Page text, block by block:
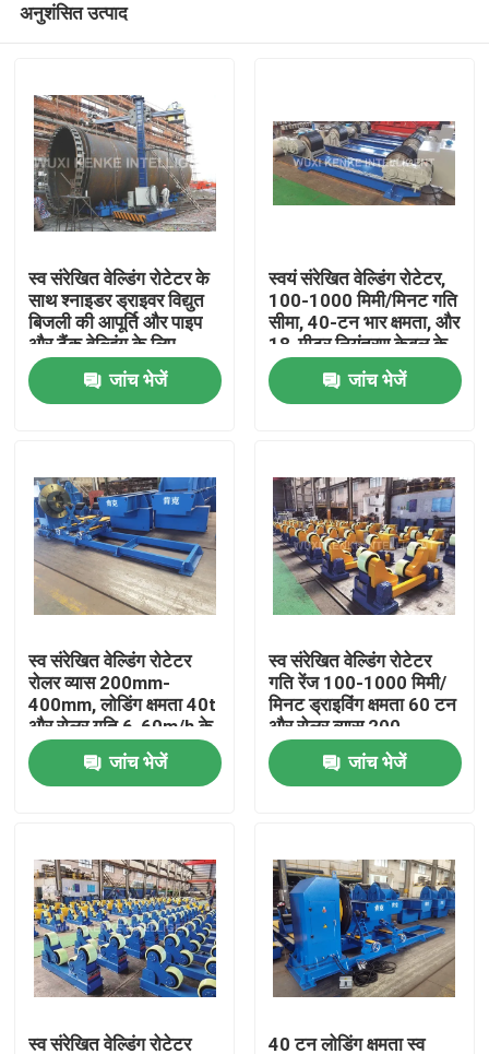
उत्पादों
हमारे बारे में
गुणवत्ता नियंत्रण
संपर्क करें
मामलों
स्व संरेखित वेल्डिंग रोटेटर
पाइप वेल्डिंग रोटेटर
अनुशंसित उत्पाद
स्व संरेखित वेल्डिंग रोटेटर के
साथ श्नाइडर ड्राइवर विद्युत
बिजली की आपूर्ति और पाइप
और टैंक वेल्डिंग के लिए
अधिभार संरक्षण
जांच भेजें
स्वयं संरेखित वेल्डिंग रोटेटर,
100-1000 मिमी/मिनट गति
सीमा, 40-टन भार क्षमता, और
18-मीटर नियंत्रण केबल के
साथ
जांच भेजें
स्व संरेखित वेल्डिंग रोटेटर
रोलर व्यास 200mm-
400mm, लोडिंग क्षमता 40t
और रोलर गति 6-60m/h के
साथ स्वचालित वेल्डिंग के लिए
जांच भेजें
स्व संरेखित वेल्डिंग रोटेटर
गति रेंज 100-1000 मिमी/
मिनट ड्राइविंग क्षमता 60 टन
और रोलर व्यास 200
मिमी-400 मिमी के साथ
जांच भेजें
स्व संरेखित वेल्डिंग रोटेटर 40 टन लोडिंग क्षमता स्व